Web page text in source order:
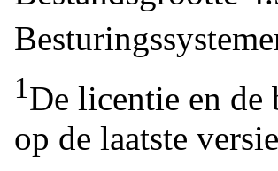
1De licentie en de
op de laatste